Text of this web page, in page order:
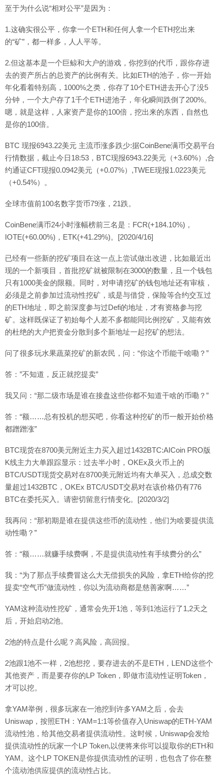
至于为什么说“相对公平”是因为：
1.这确实很公平，你拿一个ETH和任何人拿一个ETH挖出来
的“矿”，都一样多，人人平等。
2.但这基本是一个巨鲸和大户的游戏，你挖到的代币，跟你存进
去的资产所占的总资产的比例有关。比如ETH的池子，你一开始
年化看着特别高，1000%之类，你存了10个ETH进去开心了没5
分钟，一个大户存了1千个ETH进池子，年化瞬间跌倒了200%。
嗯，就是这样，人家资产是你的100倍，挖出来的东西，自然也
是你的100倍。
BTC 现报6943.22美元 主流币涨多跌少:据CoinBene满币交易平台
行情数据，截止今日18:53，BTC现报6943.22美元（+3.60%）,合
约通证CFT现报0.0942美元（+0.07%）,TWEE现报1.0223美元
（+0.54%）。
全球市值前100名数字货币79涨，21跌。
CoinBene满币24小时涨幅榜前三名是：FCR(+184.10%)，
IOTE(+60.00%)，ETK(+41.29%)。[2020/4/16]
已经有一些新的挖矿项目在这一点上尝试做出改进，比如最近出
现的一个新项目，首批挖矿就被限制在3000的数量，且一个钱包
只有1000美金的限额。同时，对申请挖矿的钱包地址还有审核，
必须是之前参加过流动性挖矿，或是与借贷，保险等合约交互过
的ETH地址，即之前深度参与过Defi的地址，才有资格参与挖
矿。这样既保证了初始每个人差不多都能同比例挖矿，又能有效
的杜绝的大户把资金分散到多个新地址一起挖矿的想法。
问了很多玩水果蔬菜挖矿的新农民，问：“你这个币能干啥嘞？”
答：”不知道，反正就挖提卖”
我又问：“那二级市场是谁在接盘这些你都不知道干啥的币嘞？”
答：“额……总有投机的想买吧，你看这种挖矿的币一般开始价格
都蹭蹭涨”
BTC现货在8700美元附近主力买入超过1432BTC:AICoin PRO版
K线主力大单跟踪显示：过去半小时，OKEx及火币上的
BTC/USDT现货交易对在8700美元附近均有大单买入，总成交数
量超过1432BTC，OKEx BTC/USDT交易对在该价格仍有776
BTC在委托买入。请密切留意行情变化。[2020/3/2]
我再问：“那初期是谁在提供这些币的流动性，他们为啥要提供流
动性嘞？”
答：“额……就赚手续费啊，不是提供流动性有手续费分的么”
我：“为了那点手续费冒这么大无偿损失的风险，拿ETH给你的挖
提卖“空气币”做流动性，你以为流动商都是慈善家啊……”
YAM这种流动性挖矿，通常会先开1池，等到1池运行了1,2天之
后，开始启动2池。
2池的特点是什么呢？高风险，高回报。
2池跟1池不一样，2池想挖，要存进去的不是ETH，LEND这些个
其他资产，而是要存你的LP Token，即做市流动性证明Token，
才可以挖。
拿YAM举例，很多玩家在一池挖到许多YAM之后，会去
Uniswap，按照ETH：YAM=1:1等价值存入Uniswap的ETH-YAM
流动性池，给其他交易者提供流动性。这时候，Uniswap会发给
提供流动性的玩家一个LP Token,以便将来你可以提取你的ETH和
YAM。这个LP TOKEN是你提供流动性的证明，也包含了你在整
个流动池供应提供的流动性占比。